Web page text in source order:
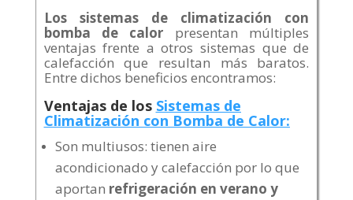
Los sistemas de climatización con
bomba de calor presentan múltiples
ventajas frente a otros sistemas que de
calefacción que resultan más baratos.
Entre dichos beneficios encontramos:
Ventajas de los Sistemas de
Climatización con Bomba de Calor:
Son multiusos: tienen aire
acondicionado y calefacción por lo que
aportan refrigeración en verano y